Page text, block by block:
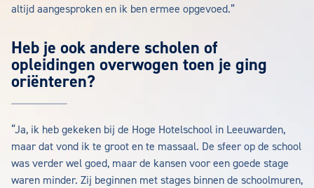
altijd aangesproken en ik ben ermee opgevoed.”
Heb je ook andere scholen of
opleidingen overwogen toen je ging
oriënteren?
“Ja, ik heb gekeken bij de Hoge Hotelschool in Leeuwarden,
maar dat vond ik te groot en te massaal. De sfeer op de school
was verder wel goed, maar de kansen voor een goede stage
waren minder. Zij beginnen met stages binnen de schoolmuren,